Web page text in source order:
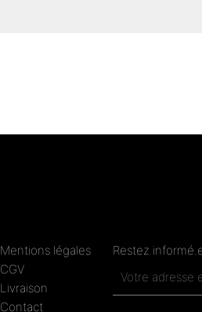
Mentions légales
CGV
Livraison
Contact
Restez